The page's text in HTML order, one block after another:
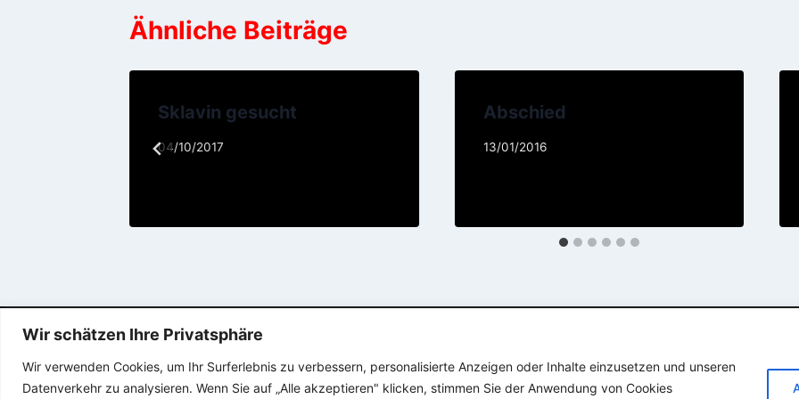
Wir schätzen Ihre Privatsphäre
Wir verwenden Cookies, um Ihr Surferlebnis zu verbessern, personalisierte Anzeigen oder Inhalte einzusetzen und unseren
Datenverkehr zu analysieren. Wenn Sie auf „Alle akzeptieren" klicken, stimmen Sie der Anwendung von Cookies
Ähnliche Beiträge
Sklavin gesucht
04/10/2017
Abschied
13/01/2016
© 2026 SAARDOMIZIL